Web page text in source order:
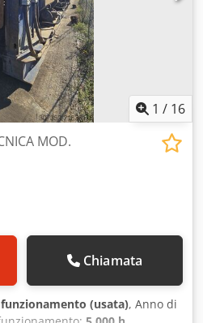
1 / 16
MOD.
Chiamata
(usata), Anno di